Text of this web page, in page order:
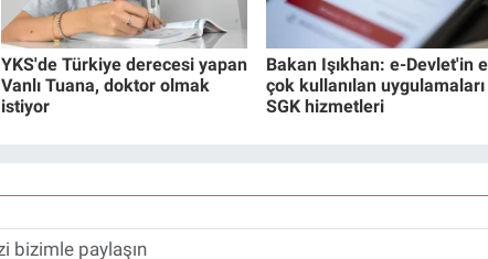
YKS'de Türkiye derecesi yapan
Vanlı Tuana, doktor olmak
istiyor
Bakan Işıkhan: e-Devlet'in
çok kullanılan uygulamaları
SGK hizmetleri